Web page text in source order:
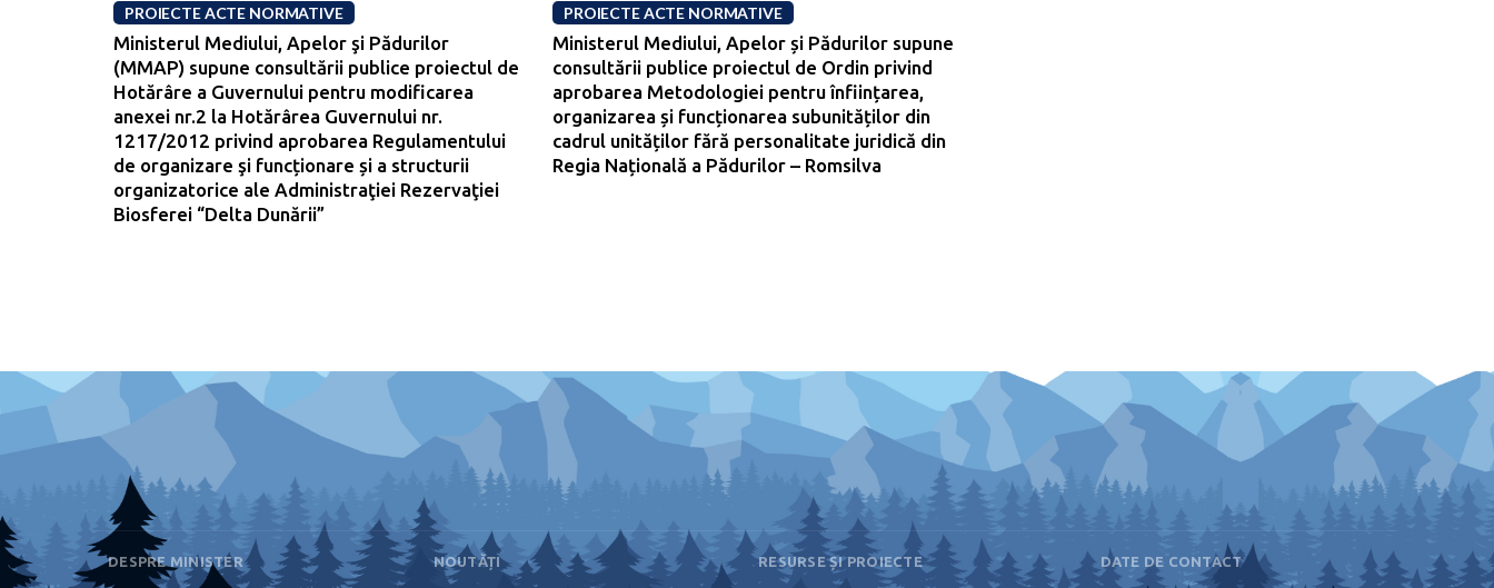
PROIECTE ACTE NORMATIVE
Ministerul Mediului, Apelor şi Pădurilor
(MMAP) supune consultării publice proiectul de
Hotărâre a Guvernului pentru modificarea
anexei nr.2 la Hotărârea Guvernului nr.
1217/2012 privind aprobarea Regulamentului
de organizare şi funcționare și a structurii
organizatorice ale Administraţiei Rezervaţiei
Biosferei “Delta Dunării”
PROIECTE ACTE NORMATIVE
Ministerul Mediului, Apelor și Pădurilor supune
consultării publice proiectul de Ordin privind
aprobarea Metodologiei pentru înființarea,
organizarea și funcționarea subunităților din
cadrul unităților fără personalitate juridică din
Regia Națională a Pădurilor – Romsilva
DESPRE MINISTER NOUTĂȚI RESURSE ȘI PROIECTE DATE DE CONTACT